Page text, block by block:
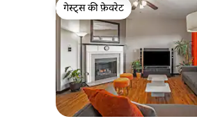
गेस्ट्स की फ़ेवरेट
गेस्ट्स की फ़ेवरेट